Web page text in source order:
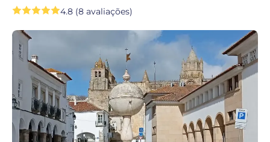
4.8 (8 avaliações)